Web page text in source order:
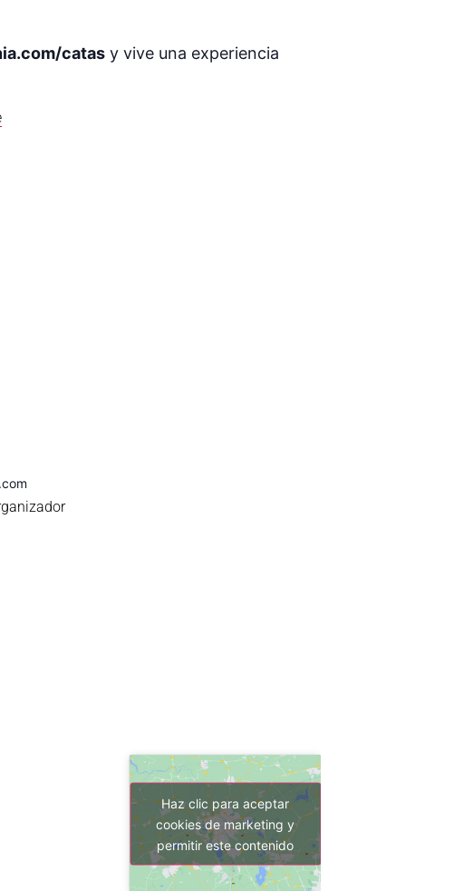
catas y vive una experiencia
Haz clic para aceptar
cookies de marketing y
permitir este contenido